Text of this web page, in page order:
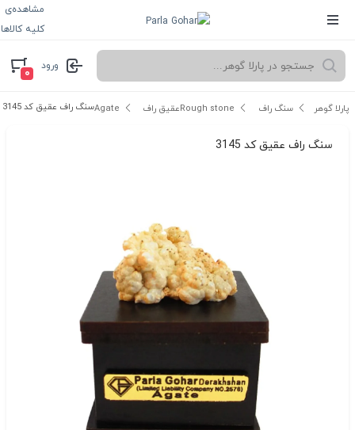
مشاهده‌ی
کلیه کالاها
ورود
۰
پارلا گوهر سنگ راف Rough stone عقیق راف Agate سنگ راف عقیق کد 3145
سنگ راف عقیق کد 3145